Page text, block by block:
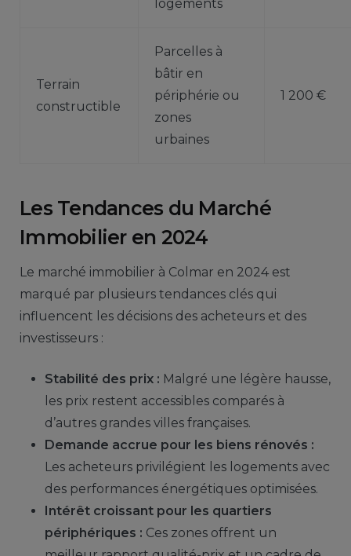
logements
Terrain
constructible
Parcelles à
bâtir en
périphérie ou
zones
urbaines
1 200 €
Les Tendances du Marché
Immobilier en 2024
Le marché immobilier à Colmar en 2024 est
marqué par plusieurs tendances clés qui
influencent les décisions des acheteurs et des
investisseurs :
Stabilité des prix : Malgré une légère hausse,
les prix restent accessibles comparés à
d’autres grandes villes françaises.
Demande accrue pour les biens rénovés :
Les acheteurs privilégient les logements avec
des performances énergétiques optimisées.
Intérêt croissant pour les quartiers
périphériques : Ces zones offrent un